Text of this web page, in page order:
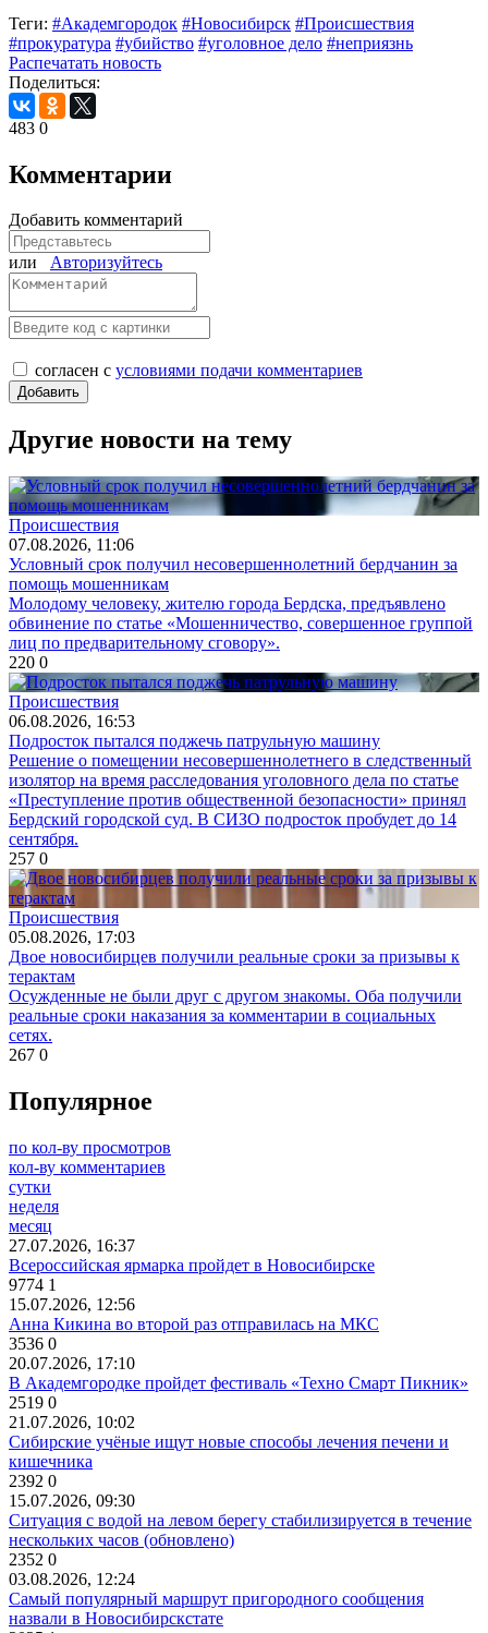
Теги: #Академгородок #Новосибирск #Происшествия
#прокуратура #убийство #уголовное дело #неприязнь
Распечатать новость
Поделиться:
483 0
Комментарии
Добавить комментарий
или Авторизуйтесь
согласен с условиями подачи комментариев
Другие новости на тему
Происшествия
07.08.2026, 11:06
Условный срок получил несовершеннолетний бердчанин за
помощь мошенникам
Молодому человеку, жителю города Бердска, предъявлено
обвинение по статье «Мошенничество, совершенное группой
лиц по предварительному сговору».
220 0
Происшествия
06.08.2026, 16:53
Подросток пытался поджечь патрульную машину
Решение о помещении несовершеннолетнего в следственный
изолятор на время расследования уголовного дела по статье
«Преступление против общественной безопасности» принял
Бердский городской суд. В СИЗО подросток пробудет до 14
сентября.
257 0
Происшествия
05.08.2026, 17:03
Двое новосибирцев получили реальные сроки за призывы к
терактам
Осужденные не были друг с другом знакомы. Оба получили
реальные сроки наказания за комментарии в социальных
сетях.
267 0
Популярное
по кол-ву просмотров
кол-ву комментариев
сутки
неделя
месяц
27.07.2026, 16:37
Всероссийская ярмарка пройдет в Новосибирске
9774 1
15.07.2026, 12:56
Анна Кикина во второй раз отправилась на МКС
3536 0
20.07.2026, 17:10
В Академгородке пройдет фестиваль «Техно Смарт Пикник»
2519 0
21.07.2026, 10:02
Сибирские учёные ищут новые способы лечения печени и
кишечника
2392 0
15.07.2026, 09:30
Ситуация с водой на левом берегу стабилизируется в течение
нескольких часов (обновлено)
2352 0
03.08.2026, 12:24
Самый популярный маршрут пригородного сообщения
назвали в Новосибирскстате